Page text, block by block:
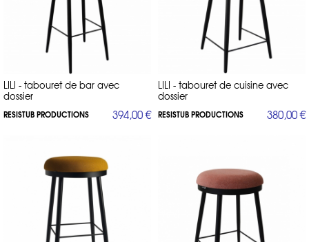
LILI - tabouret de bar avec
dossier
RESISTUB PRODUCTIONS 394,00 €
LILI - tabouret de cuisine avec
dossier
RESISTUB PRODUCTIONS 380,00 €